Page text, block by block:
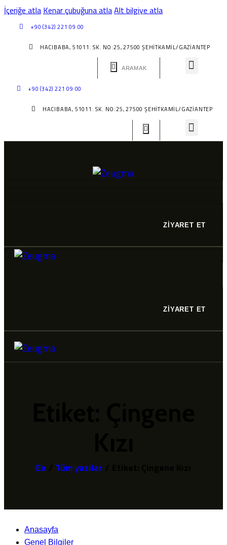
İçeriğe atla Kenar çubuğuna atlaAlt bilgiye atla
+90 (342) 221 09 00
HACIBABA, 51011. SK. NO:25, 27500 ŞEHITKAMIL/GAZIANTEP
+90 (342) 221 09 00
HACIBABA, 51011. SK. NO:25, 27500 ŞEHITKAMIL/GAZIANTEP
ZİYARET ET
ZİYARET ET
Ev Tüm yazılar
Anasayfa
Genel Bilgiler